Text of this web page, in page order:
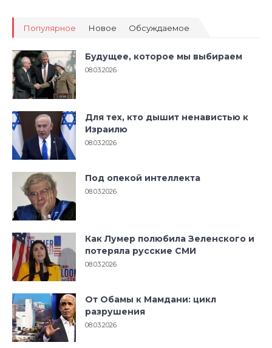
Популярное Новое Обсуждаемое
Будущее, которое мы выбираем
08.03.2026
Для тех, кто дышит ненавистью к
Израилю
08.03.2026
Под опекой интеллекта
08.03.2026
Как Лумер полюбила Зеленского и
потеряла русские СМИ
08.03.2026
От Обамы к Мамдани: цикл
разрушения
08.03.2026